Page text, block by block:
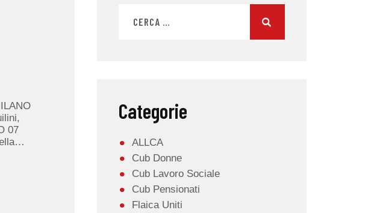
07
Categorie
ALLCA
Cub Donne
Cub Lavoro Sociale
Cub Pensionati
Flaica Uniti